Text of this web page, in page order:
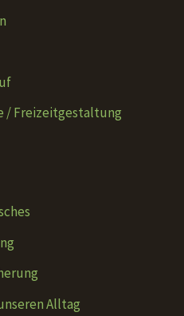
/ Freizeitgestaltung
Alltag